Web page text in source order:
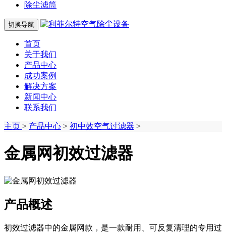
除尘滤筒
切换导航
首页
关于我们
产品中心
成功案例
解决方案
新闻中心
联系我们
主页 > 产品中心 > 初中效空气过滤器 >
金属网初效过滤器
产品概述
初效过滤器中的金属网款，是一款耐用、可反复清理的专用过